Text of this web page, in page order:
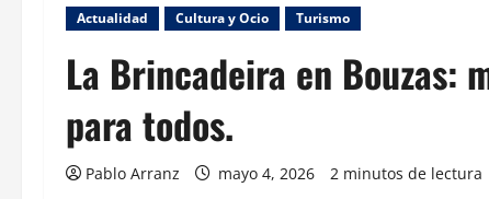
Actualidad Cultura y Ocio Turismo
La Brincadeira en Bouzas:
para todos.
Pablo Arranz mayo 4, 2026 2 minutos de lectura